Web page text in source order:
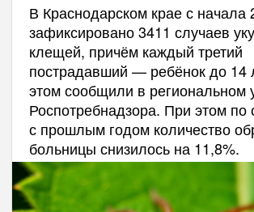
В Краснодарском крае с начала
зафиксировано 3411 случаев
клещей, причём каждый третий
пострадавший — ребёнок до 14
этом сообщили в региональном
Роспотребнадзора. При этом по
с прошлым годом количество
больницы снизилось на 11,8%.